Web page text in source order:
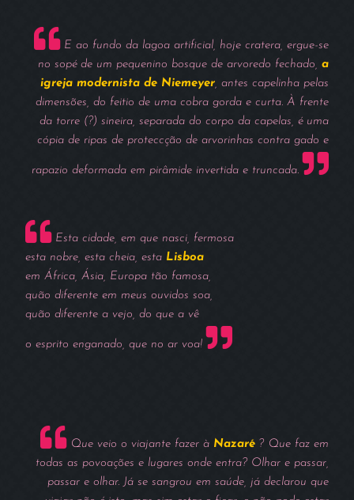
E ao fundo da lagoa artificial, hoje cratera, ergue-se
no sopé de um pequenino bosque de arvoredo fechado, a
igreja modernista de Niemeyer, antes capelinha pelas
dimensões, do feitio de uma cobra gorda e curta. À frente
da torre (?) sineira, separada do corpo da capelas, é uma
cópia de ripas de proteccção de arvorinhas contra gado e
rapazio deformada em pirâmide invertida e truncada.
Esta cidade, em que nasci, fermosa
esta nobre, esta cheia, esta Lisboa
em África, Ásia, Europa tão famosa,
quão diferente em meus ouvidos soa,
quão diferente a vejo, do que a vê
o esprito enganado, que no ar voa!
Que veio o viajante fazer à Nazaré ? Que faz em
todas as povoações e lugares onde entra? Olhar e passar,
passar e olhar. Já se sangrou em saúde, já declarou que